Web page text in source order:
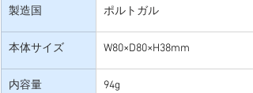
製造国 ポルトガル
本体サイズ W80×D80×H38mm
内容量 94g